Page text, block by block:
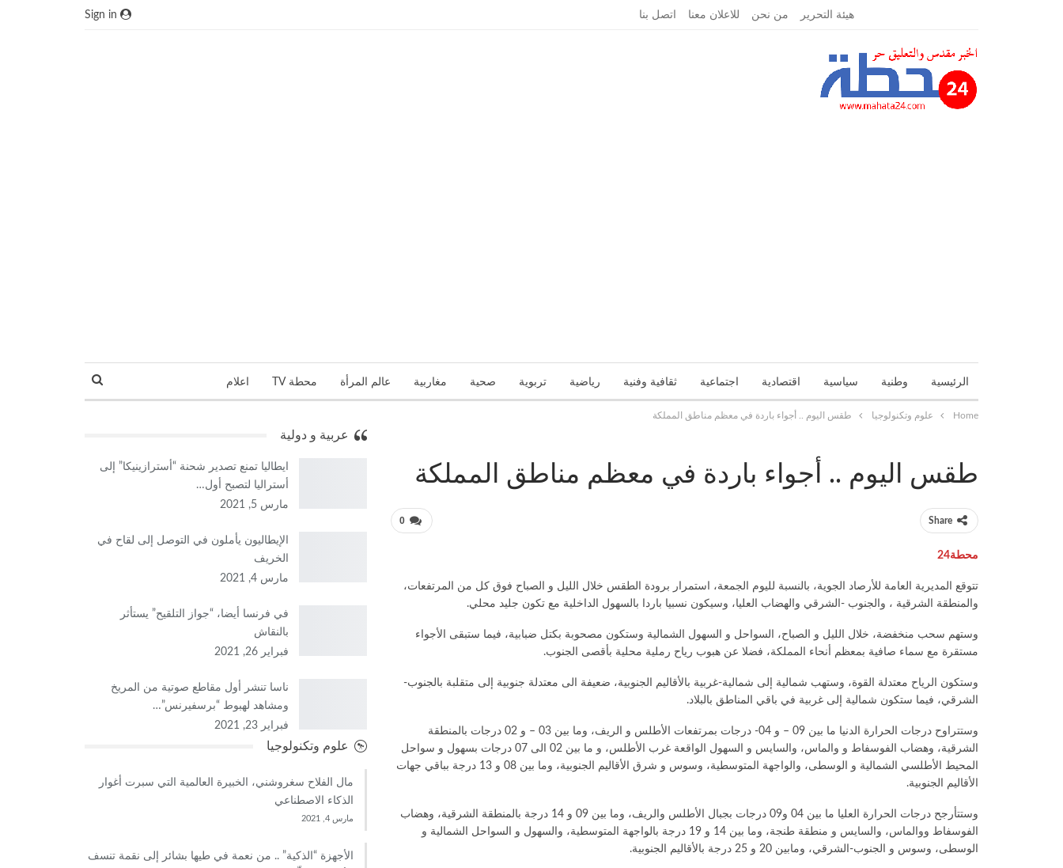
هيئة التحرير من نحن للاعلان معنا اتصل بنا
الرئيسية وطنية سياسية اقتصادية اجتماعية ثقافية وفنية رياضية تربوية صحية مغاربية عالم المرأة محطة TV اعلام
تحقيقات واستطلاعات جهوية حوادث حوارات وتقارير Home علوم وتكنولوجيا طقس اليوم .. أجواء باردة في معظم مناطق المملكة
طقس اليوم .. أجواء باردة في معظم مناطق المملكة
0 Share
محطة24
تتوقع المديرية العامة للأرصاد الجوية، بالنسبة لليوم الجمعة، استمرار برودة الطقس خلال الليل و الصباح فوق كل من المرتفعات،
والمنطقة الشرقية ، والجنوب -الشرقي والهضاب العليا، وسيكون نسبيا باردا بالسهول الداخلية مع تكون جليد محلي.
وستهم سحب منخفضة، خلال الليل و الصباح، السواحل و السهول الشمالية وستكون مصحوبة بكتل ضبابية، فيما ستبقى الأجواء
مستقرة مع سماء صافية بمعظم أنحاء المملكة، فضلا عن هبوب رياح رملية محلية بأقصى الجنوب.
وستكون الرياح معتدلة القوة، وستهب شمالية إلى شمالية-غربية بالأقاليم الجنوبية، ضعيفة الى معتدلة جنوبية إلى متقلبة بالجنوب-
الشرقي، فيما ستكون شمالية إلى غربية في باقي المناطق بالبلاد.
وستتراوح درجات الحرارة الدنيا ما بين 09 – و 04- درجات بمرتفعات الأطلس و الريف، وما بين 03 – و 02 درجات بالمنطقة
الشرقية، وهضاب الفوسفاط و والماس، والسايس و السهول الواقعة غرب الأطلس، و ما بين 02 الى 07 درجات بسهول و سواحل
المحيط الأطلسي الشمالية و الوسطى، والواجهة المتوسطية، وسوس و شرق الأقاليم الجنوبية، وما بين 08 و 13 درجة بباقي جهات
الأقاليم الجنوبية.
وستتأرجح درجات الحرارة العليا ما بين 04 و09 درجات بجبال الأطلس والريف، وما بين 09 و 14 درجة بالمنطقة الشرقية، وهضاب
الفوسفاط ووالماس، والسايس و منطقة طنجة، وما بين 14 و 19 درجة بالواجهة المتوسطية، والسهول و السواحل الشمالية و
الوسطى، وسوس و الجنوب-الشرقي، ومابين 20 و 25 درجة بالأقاليم الجنوبية.
عربية و دولية
ايطاليا تمنع تصدير شحنة “أسترازينيكا” إلى
أستراليا لتصبح أول…
مارس 5, 2021
الإيطاليون يأملون في التوصل إلى لقاح في
الخريف
مارس 4, 2021
في فرنسا أيضا، “جواز التلقيح” يستأثر
بالنقاش
فبراير 26, 2021
ناسا تنشر أول مقاطع صوتية من المريخ
ومشاهد لهبوط “برسفيرنس”…
فبراير 23, 2021
علوم وتكنولوجيا
مال الفلاح سغروشني، الخبيرة العالمية التي سبرت أغوار
الذكاء الاصطناعي
مارس 4, 2021
الأجهزة “الذكية” .. من نعمة في طيها بشائر إلى نقمة تنسف